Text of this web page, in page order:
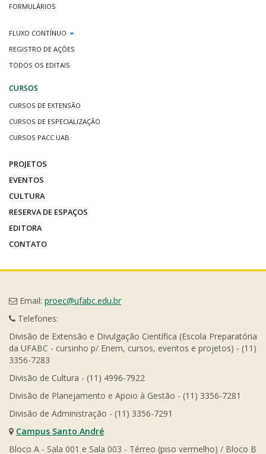
FORMULÁRIOS
FLUXO CONTÍNUO
REGISTRO DE AÇÕES
TODOS OS EDITAIS
CURSOS
CURSOS DE EXTENSÃO
CURSOS DE ESPECIALIZAÇÃO
CURSOS PACC UAB
PROJETOS
EVENTOS
CULTURA
RESERVA DE ESPAÇOS
EDITORA
CONTATO
Email: proec@ufabc.edu.br
Telefones:
Divisão de Extensão e Divulgação Científica (Escola Preparatória
da UFABC - cursinho p/ Enem, cursos, eventos e projetos) - (11)
3356-7283
Divisão de Cultura - (11) 4996-7922
Divisão de Planejamento e Apoio à Gestão - (11) 3356-7281
Divisão de Administração - (11) 3356-7291
Campus Santo André
Bloco A - Sala 001 e Sala 003 - Térreo (piso vermelho) / Bloco B